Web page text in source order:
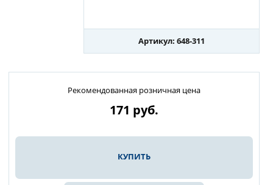
Артикул: 648-311
Рекомендованная розничная цена
171 руб.
КУПИТЬ